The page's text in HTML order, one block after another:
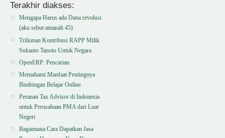
Terakhir diakses:
Mengapa Harus ada Dana revolusi
(aku sebut amanah 45)
Triliunan Kontribusi RAPP Milik
Sukanto Tanoto Untuk Negara
OpenERP: Pencarian
Memahami Manfaat Pentingnya
Bimbingan Belajar Online
Peranan Tax Advisor di Indonesia
untuk Perusahaan PMA dari Luar
Negeri
Bagaimana Cara Dapatkan Jasa